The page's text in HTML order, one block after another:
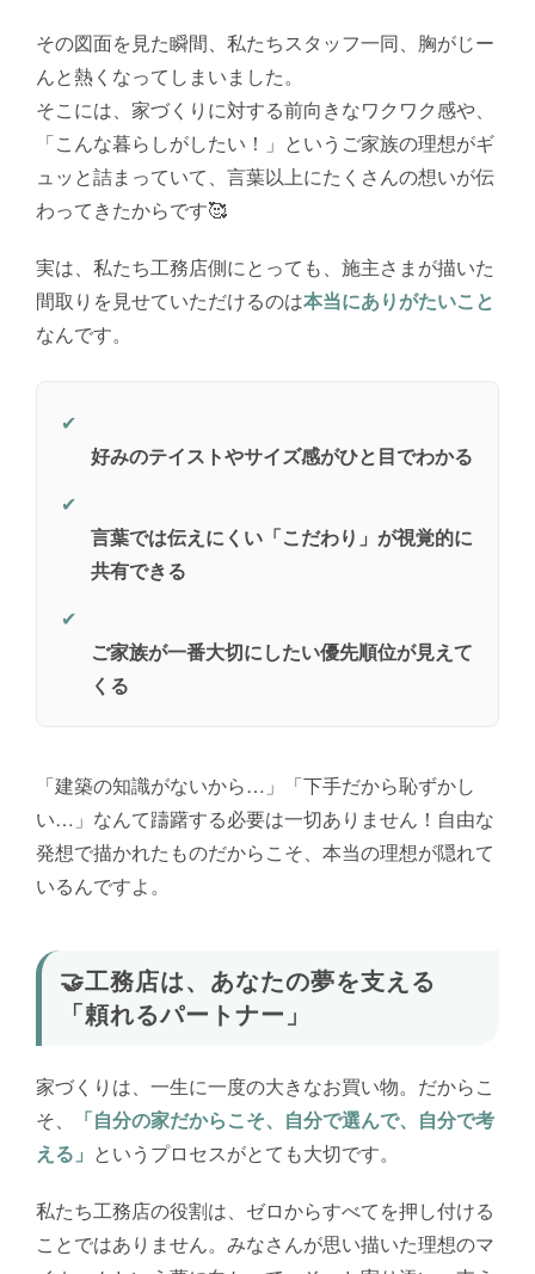
その図面を見た瞬間、私たちスタッフ一同、胸がじー
んと熱くなってしまいました。
そこには、家づくりに対する前向きなワクワク感や、
「こんな暮らしがしたい！」というご家族の理想がギ
ュッと詰まっていて、言葉以上にたくさんの想いが伝
わってきたからです🥰
実は、私たち工務店側にとっても、施主さまが描いた
間取りを見せていただけるのは本当にありがたいこと
なんです。
✔
好みのテイストやサイズ感がひと目でわかる
✔
言葉では伝えにくい「こだわり」が視覚的に
共有できる
✔
ご家族が一番大切にしたい優先順位が見えて
くる
「建築の知識がないから…」「下手だから恥ずかし
い…」なんて躊躇する必要は一切ありません！自由な
発想で描かれたものだからこそ、本当の理想が隠れて
いるんですよ。
🤝工務店は、あなたの夢を支える
「頼れるパートナー」
家づくりは、一生に一度の大きなお買い物。だからこ
そ、
「自分の家だからこそ、自分で選んで、自分で考
える」 というプロセスがとても大切です。
私たち工務店の役割は、ゼロからすべてを押し付ける
ことではありません。みなさんが思い描いた理想のマ